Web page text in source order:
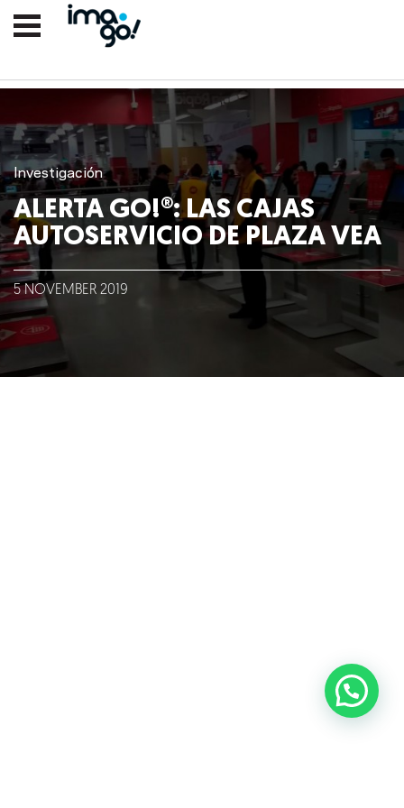
Nosotros
Clientes
Lo que hacemos
Investigación
ALERTA GO!®: LAS CAJAS
AUTOSERVICIO DE PLAZA VEA
5 NOVEMBER 2019